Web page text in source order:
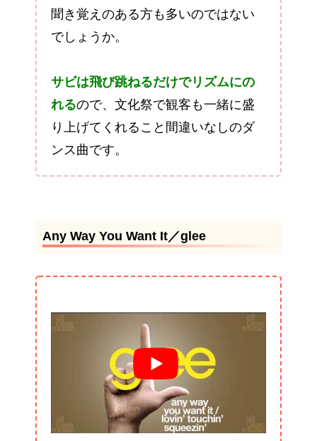
聞き覚えのある方も多いのではない
でしょうか。
サビは飛び跳ねるだけでリズムにの
れるので、文化祭で観客も一緒に盛
り上げてくれること間違いなしのダ
ンス曲です。
Any Way You Want It／glee